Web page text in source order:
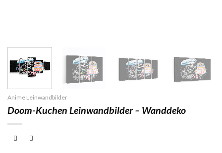
Anime Leinwandbilder
Doom-Kuchen Leinwandbilder – Wanddeko